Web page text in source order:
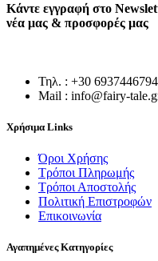
Κάντε εγγραφή στο
νέα μας & προσφορές μας
Τηλ. : +30 6937446794
Mail : info@fairy-
Χρήσιμα Links
Όροι Χρήσης
Τρόποι Πληρωμής
Τρόποι Αποστολής
Πολιτική Επιστροφών
Επικοινωνία
Αγαπημένες Κατηγορίες